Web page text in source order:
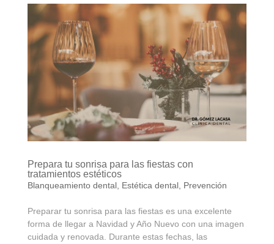
Prepara tu sonrisa para las fiestas con
tratamientos estéticos
Blanqueamiento dental, Estética dental, Prevención
Preparar tu sonrisa para las fiestas es una excelente
forma de llegar a Navidad y Año Nuevo con una imagen
cuidada y renovada. Durante estas fechas, las